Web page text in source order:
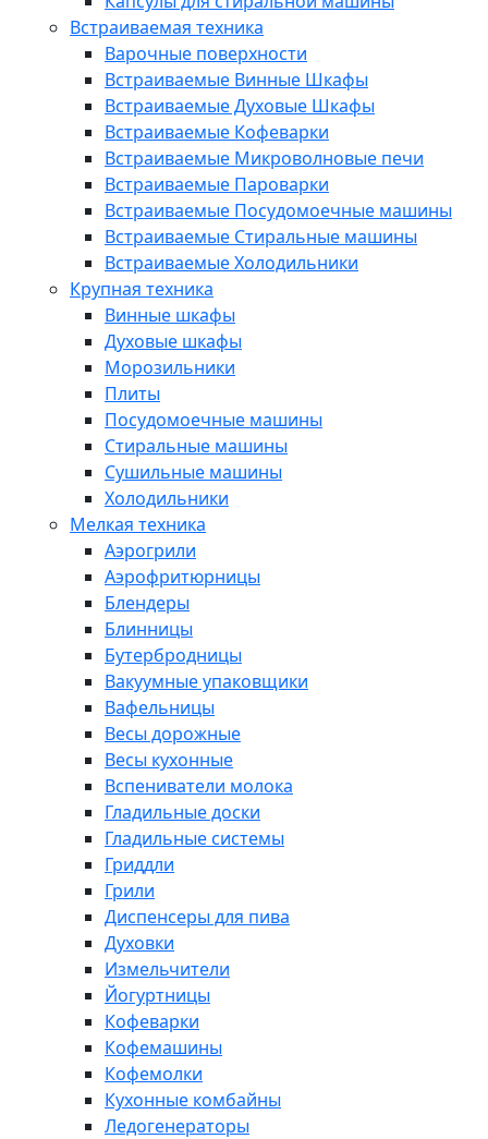
Встраиваемая техника
Варочные поверхности
Встраиваемые Винные Шкафы
Встраиваемые Духовые Шкафы
Встраиваемые Кофеварки
Встраиваемые Микроволновые печи
Встраиваемые Пароварки
Встраиваемые Посудомоечные машины
Встраиваемые Стиральные машины
Встраиваемые Холодильники
Крупная техника
Винные шкафы
Духовые шкафы
Морозильники
Плиты
Посудомоечные машины
Стиральные машины
Сушильные машины
Холодильники
Мелкая техника
Аэрогрили
Аэрофритюрницы
Блендеры
Блинницы
Бутербродницы
Вакуумные упаковщики
Вафельницы
Весы дорожные
Весы кухонные
Вспениватели молока
Гладильные доски
Гладильные системы
Гриддли
Грили
Диспенсеры для пива
Духовки
Измельчители
Йогуртницы
Кофеварки
Кофемашины
Кофемолки
Кухонные комбайны
Ледогенераторы